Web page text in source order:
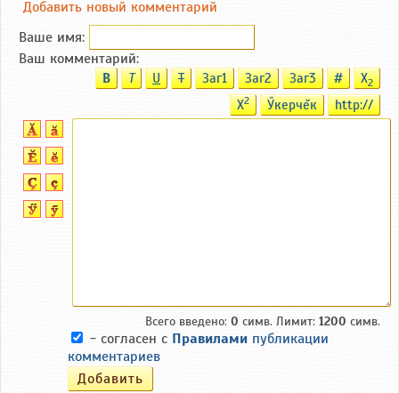
Добавить новый комментарий
Ваше имя:
Ваш комментарий:
B T U T Заг1 Заг2 Заг3 # X2
X2 Ӳкерчĕк http://
Всего введено: 0 симв. Лимит: 1200 симв.
- согласен с Правилами публикации
комментариев